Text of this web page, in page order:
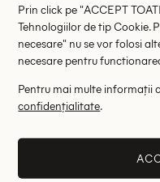
118.00 lei
RRP: 369.00
Prin click pe "ACCEPT
Tehnologiilor de tip Cookie.
necesare" nu se vor folosi
necesare pentru
Pentru mai multe informații
confidențialitate.